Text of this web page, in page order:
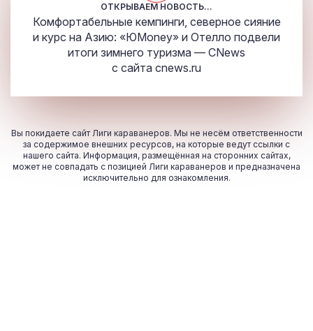
ОТКРЫВАЕМ НОВОСТЬ...
Комфортабельные кемпинги, северное сияние
и курс на Азию: «ЮMoney» и Отелло подвели
итоги зимнего туризма — CNews
с сайта cnews.ru
Вы покидаете сайт Лиги караванеров. Мы не несём ответственности
за содержимое внешних ресурсов, на которые ведут ссылки с
нашего сайта. Информация, размещённая на сторонних сайтах,
может не совпадать с позицией Лиги караванеров и предназначена
исключительно для ознакомления.